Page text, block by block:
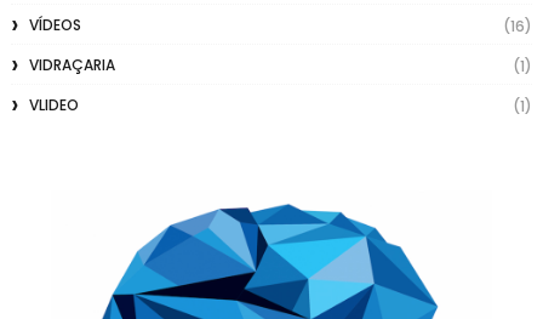
VÍDEOS
(16)
VIDRAÇARIA
(1)
VLIDEO
(1)